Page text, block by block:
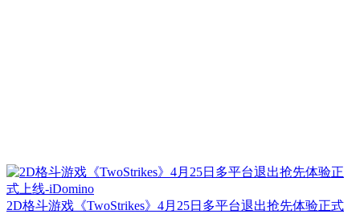
2D格斗游戏《TwoStrikes》4月25日多平台退出抢先体验正式